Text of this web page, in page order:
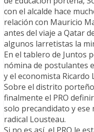
con el alcalde hace
relación con Mauricio
antes del viaje a Qatar
algunos larretistas la
En el tablero de Juntos
nómina de postulantes
y el economista Ricardo
Sobre el distrito
finalmente el PRO
solo precandidato y ese
radical Lousteau.